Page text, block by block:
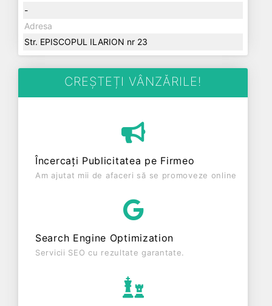
-
Adresa
Str. EPISCOPUL ILARION nr 23
CREȘTEȚI VÂNZĂRILE!
Încercați Publicitatea pe Firmeo
Am ajutat mii de afaceri să se promoveze online
Search Engine Optimization
Servicii SEO cu rezultate garantate.